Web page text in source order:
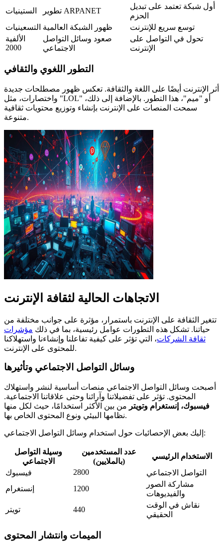
الستينيات
تطوير ARPANET
أول شبكة تعتمد على تبديل
الحزم
التسعينيات ظهور الشبكة العالمية
توسع سريع للإنترنت
الألفية
2000
صعود وسائل التواصل
الاجتماعي
تحول في التواصل على
الإنترنت
التطور اللغوي والثقافي
أثر الإنترنت أيضًا على اللغة والثقافة. تعكس ظهور مصطلحات جديدة
واختصارات، مثل "LOL" أو "ميم"، هذا التطور. بالإضافة إلى ذلك،
سمحت المنصات على الإنترنت بإنشاء وتوزيع محتويات ثقافية
متنوعة.
الاتجاهات الحالية لثقافة الإنترنت
تتغير الثقافة على الإنترنت باستمرار، مؤثرة على جوانب مختلفة من
حياتنا. تشكل هذه التطورات عوامل رئيسية، بما في ذلك مؤشرات
ثقافة الشركات، التي تؤثر على كيفية تفاعلنا وإنشاءنا واستهلاكنا
للمحتوى على الإنترنت.
وسائل التواصل الاجتماعي وتأثيرها
أصبحت وسائل التواصل الاجتماعي منصات أساسية لنشر واستهلاك
المحتوى. تؤثر على تفضيلاتنا وآرائنا وحتى علاقاتنا الاجتماعية.
فيسبوك، إنستغرام وتويتر من بين الأكثر استخدامًا، حيث لكل منها
نظامها البيئي ونوع المحتوى الخاص بها.
إليك بعض الإحصائيات حول استخدام وسائل التواصل الاجتماعي:
وسيلة التواصل
الاجتماعي
عدد المستخدمين
(بالملايين)
الاستخدام الرئيسي
فيسبوك
2800
التواصل الاجتماعي
إنستغرام
1200
مشاركة الصور
والفيديوهات
تويتر
440
نقاش في الوقت
الحقيقي
الميمات وانتشار المحتوى